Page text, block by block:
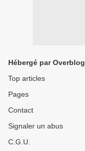
Hébergé par Overblog
Top articles
Pages
Contact
Signaler un abus
C.G.U.